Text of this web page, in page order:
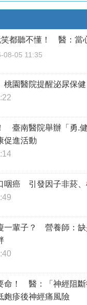
都聽不懂！ 醫：當
08-05 11:35
園醫院提醒泌尿保健
臺南醫院舉辦「勇.
促進活動
咽癌 引發因子非菸
一輩子？ 營養師：缺
命！ 醫：「神經阻斷
皰疹後神經痛風險